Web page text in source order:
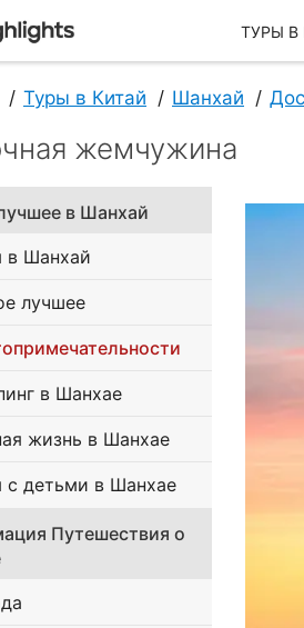
ТУРЫ В
Туры в Китай Шанхай
жемчужина
в Шанхай
в Шанхай
лучшее
в Шанхае
жизнь в Шанхае
с детьми в Шанхае
Путешествия о